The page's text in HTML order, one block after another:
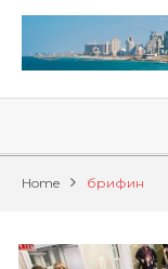
Home брифин